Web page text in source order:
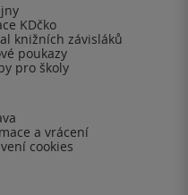
KDčko
knižních závisláků
poukazy
pro školy
a vrácení
cookies